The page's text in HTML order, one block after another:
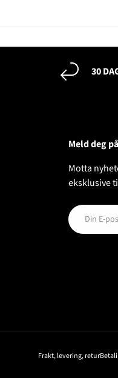
30
Meld deg
Motta
eksklusive
E-post
Frakt, levering, retur